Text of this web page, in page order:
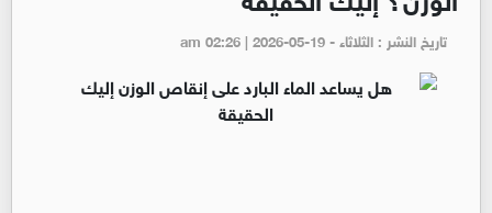
تاريخ النشر : الثلاثاء - am 02:26 | 2026-05-19